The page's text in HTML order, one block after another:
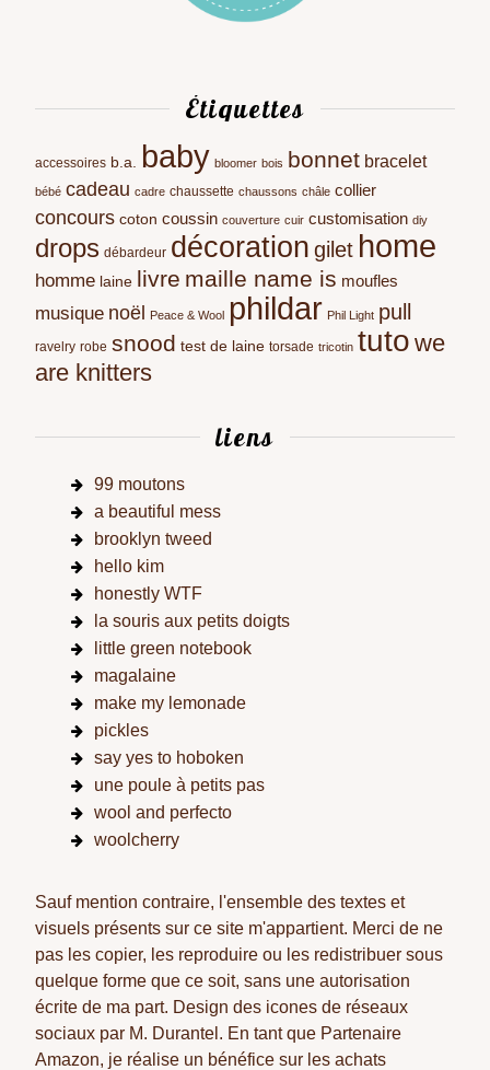
Étiquettes
accessoires b.a. baby bloomer bois bonnet bracelet
bébé cadeau cadre chaussette chaussons châle collier
concours coton coussin couverture cuir customisation diy
drops débardeur décoration gilet home
homme laine livre maille name is moufles
musique noël Peace & Wool phildar Phil Light pull
ravelry robe snood test de laine torsade tricotin tuto we
are knitters
liens
99 moutons
a beautiful mess
brooklyn tweed
hello kim
honestly WTF
la souris aux petits doigts
little green notebook
magalaine
make my lemonade
pickles
say yes to hoboken
une poule à petits pas
wool and perfecto
woolcherry
Sauf mention contraire, l'ensemble des textes et
visuels présents sur ce site m'appartient. Merci de ne
pas les copier, les reproduire ou les redistribuer sous
quelque forme que ce soit, sans une autorisation
écrite de ma part. Design des icones de réseaux
sociaux par M. Durantel. En tant que Partenaire
Amazon, je réalise un bénéfice sur les achats